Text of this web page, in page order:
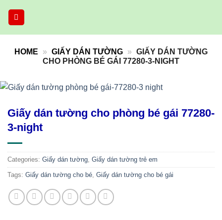
HOME » GIẤY DÁN TƯỜNG » GIẤY DÁN TƯỜNG
CHO PHÒNG BÉ GÁI 77280-3-NIGHT
Giấy dán tường cho phòng bé gái 77280-
3-night
Categories: Giấy dán tường, Giấy dán tường trẻ em
Tags: Giấy dán tường cho bé, Giấy dán tường cho bé gái